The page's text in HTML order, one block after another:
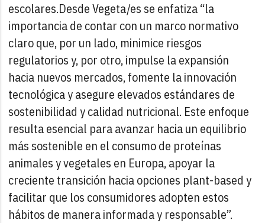
escolares.Desde Vegeta/es se enfatiza “la
importancia de contar con un marco normativo
claro que, por un lado, minimice riesgos
regulatorios y, por otro, impulse la expansión
hacia nuevos mercados, fomente la innovación
tecnológica y asegure elevados estándares de
sostenibilidad y calidad nutricional. Este enfoque
resulta esencial para avanzar hacia un equilibrio
más sostenible en el consumo de proteínas
animales y vegetales en Europa, apoyar la
creciente transición hacia opciones plant-based y
facilitar que los consumidores adopten estos
hábitos de manera informada y responsable”.